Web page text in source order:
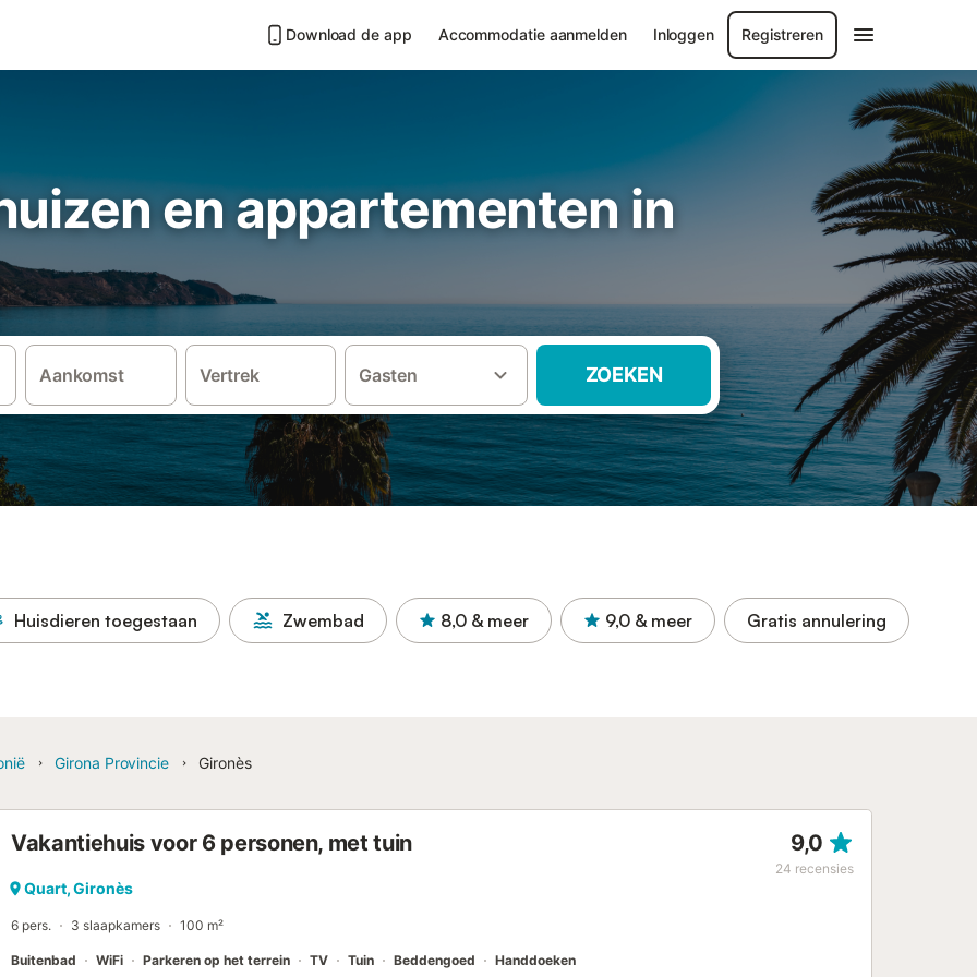
Download de app Accommodatie aanmelden Inloggen Registreren
en appartementen in
Aankomst Vertrek Gasten ZOEKEN
Huisdieren toegestaan Zwembad 8,0 & meer 9,0 & meer Gratis annulering
Girona Provincie Gironès
Vakantiehuis voor 6 personen, met tuin 9,0
24 recensies
Quart, Gironès
6 pers. 3 slaapkamers 100 m²
Buitenbad WiFi Parkeren op het terrein TV Tuin Beddengoed Handdoeken